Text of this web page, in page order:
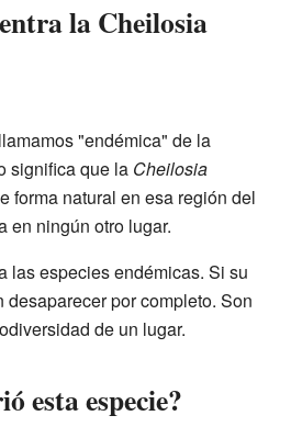
la Cheilosia
"endémica" de la
significa que la Cheilosia
forma natural en esa región del
en ningún otro lugar.
las especies endémicas. Si su
desaparecer por completo. Son
de un lugar.
esta especie?